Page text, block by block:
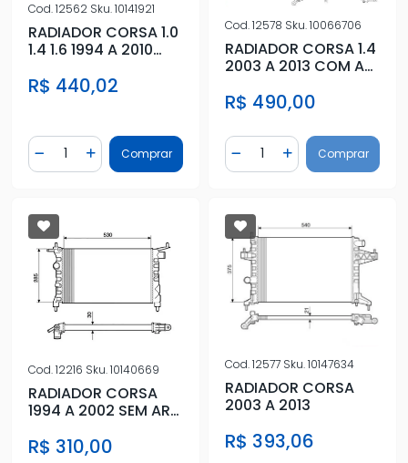
Cod.12562 Sku.10141921
RADIADOR CORSA 1.0
1.4 1.6 1994 A 2010
R$ 440,02
Diminuir Quantidade
Quantidade
Adicionar Quantidade
Comprar
Cod.12578 Sku.10066706
RADIADOR CORSA 1.4
2003 A 2013 COM AR
R$ 490,00
Diminuir Quantidade
Quantidade
AdicionarComprar
Cod.12216 Sku.10140669
RADIADOR CORSA
1994 A 2002 SEM AR
R$ 310,00
Cod.12577 Sku.10147634
RADIADOR CORSA
2003 A 2013
R$ 393,06